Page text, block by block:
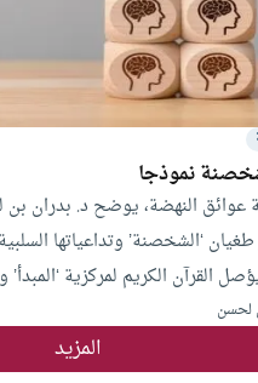
نموذجا
النهضة، يوضح د. بدران
طغيان ‘الشخصنة’ وتداعياتها
القرآن الكريم لمركزية ‘المبدأ’
الأشخاص.
لحسن
المزيد